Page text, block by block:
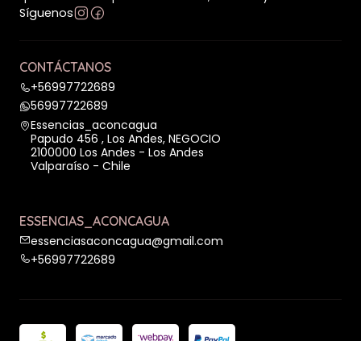
Síguenos
CONTÁCTANOS
+56997722689
56997722689
Essencias_aconcagua
Papudo 456 , Los Andes, NEGOCIO
2100000 Los Andes - Los Andes
Valparaíso - Chile
ESSENCIAS_ACONCAGUA
essenciasaconcagua@gmail.com
+56997722689